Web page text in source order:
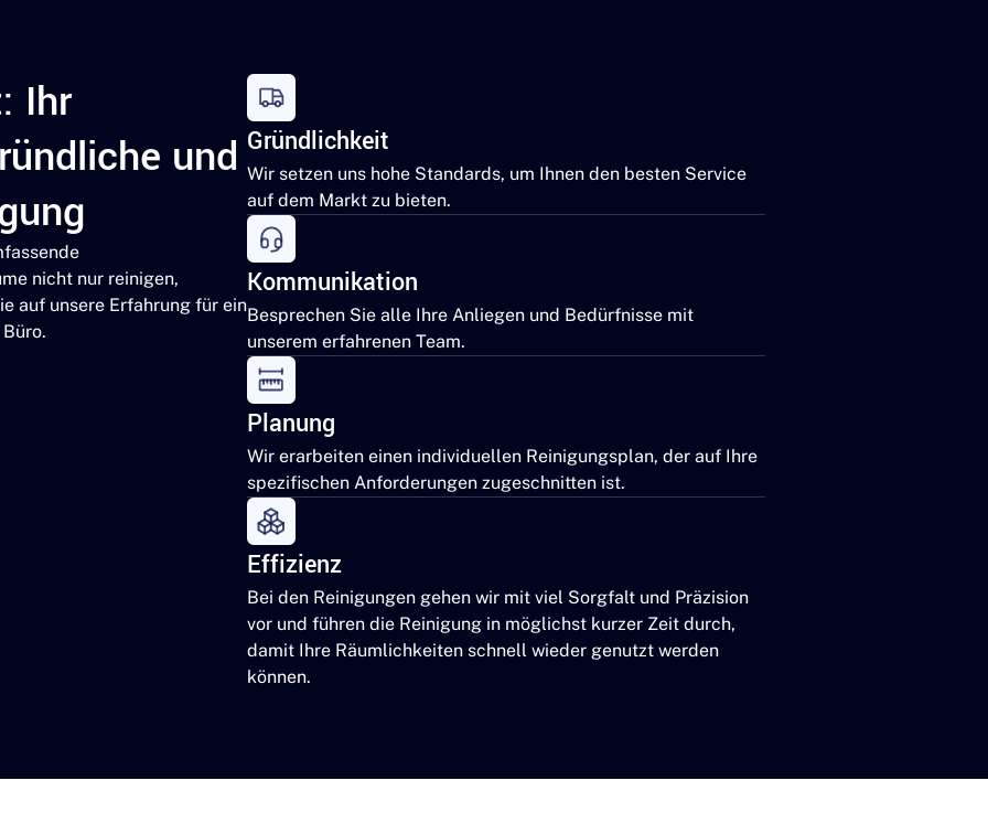
Ihr
und
nicht nur reinigen,
auf unsere Erfahrung für ein
Gründlichkeit
Wir setzen uns hohe Standards, um Ihnen den besten Service
auf dem Markt zu bieten.
Kommunikation
Besprechen Sie alle Ihre Anliegen und Bedürfnisse mit
unserem erfahrenen Team.
Planung
Wir erarbeiten einen individuellen Reinigungsplan, der auf Ihre
spezifischen Anforderungen zugeschnitten ist.
Effizienz
Bei den Reinigungen gehen wir mit viel Sorgfalt und Präzision
vor und führen die Reinigung in möglichst kurzer Zeit durch,
damit Ihre Räumlichkeiten schnell wieder genutzt werden
können.